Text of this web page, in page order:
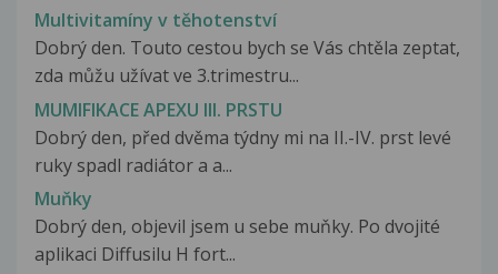
Multivitamíny v těhotenství
Dobrý den. Touto cestou bych se Vás chtěla zeptat,
zda můžu užívat ve 3.trimestru...
MUMIFIKACE APEXU III. PRSTU
Dobrý den, před dvěma týdny mi na II.-IV. prst levé
ruky spadl radiátor a a...
Muňky
Dobrý den, objevil jsem u sebe muňky. Po dvojité
aplikaci Diffusilu H fort...